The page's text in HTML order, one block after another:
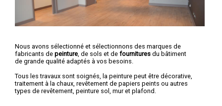
Nous avons sélectionné et sélectionnons des marques de
fabricants de peinture , de sols et de fournitures du bâtiment
de grande qualité adaptés à vos besoins.
Tous les travaux sont soignés, la peinture peut être décorative,
traitement à la chaux, revêtement de papiers peints ou autres
types de revêtement, peinture sol, mur et plafond.